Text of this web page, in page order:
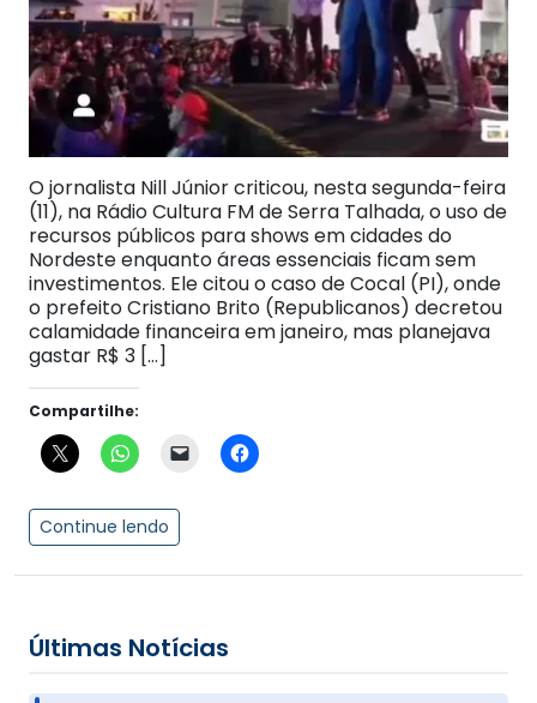
O jornalista Nill Júnior criticou, nesta segunda-feira
(11), na Rádio Cultura FM de Serra Talhada, o uso de
recursos públicos para shows em cidades do
Nordeste enquanto áreas essenciais ficam sem
investimentos. Ele citou o caso de Cocal (PI), onde
o prefeito Cristiano Brito (Republicanos) decretou
calamidade financeira em janeiro, mas planejava
gastar R$ 3 […]
Compartilhe:
Continue lendo
Últimas Notícias